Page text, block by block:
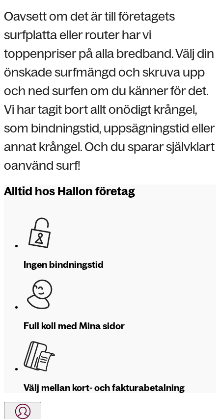
Oavsett om det är till företagets
surfplatta eller router har vi
toppenpriser på alla bredband. Välj din
önskade surfmängd och skruva upp
och ned surfen om du känner för det.
Vi har tagit bort allt onödigt krångel,
som bindningstid, uppsägningstid eller
annat krångel. Och du sparar självklart
oanvänd surf!
Alltid hos Hallon företag
Ingen bindningstid
Full koll med Mina sidor
Välj mellan kort- och fakturabetalning